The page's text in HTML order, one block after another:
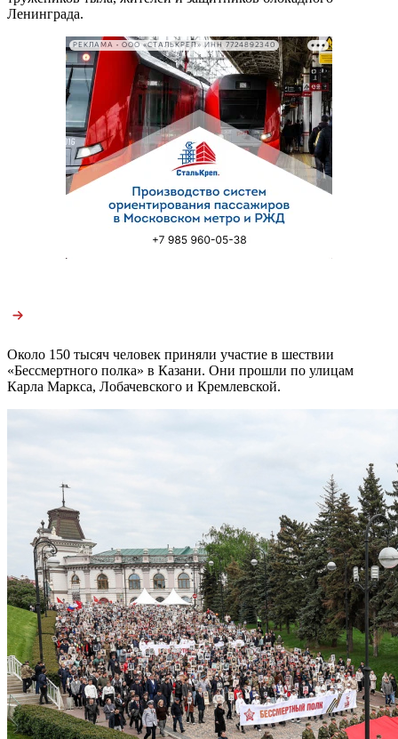
Ленинграда.
РЕКЛАМА • ООО «СТАЛЬКРЕП» ИНН 7724892340
Около 150 тысяч человек приняли участие в шествии
«Бессмертного полка» в Казани. Они прошли по улицам
Карла Маркса, Лобачевского и Кремлевской.